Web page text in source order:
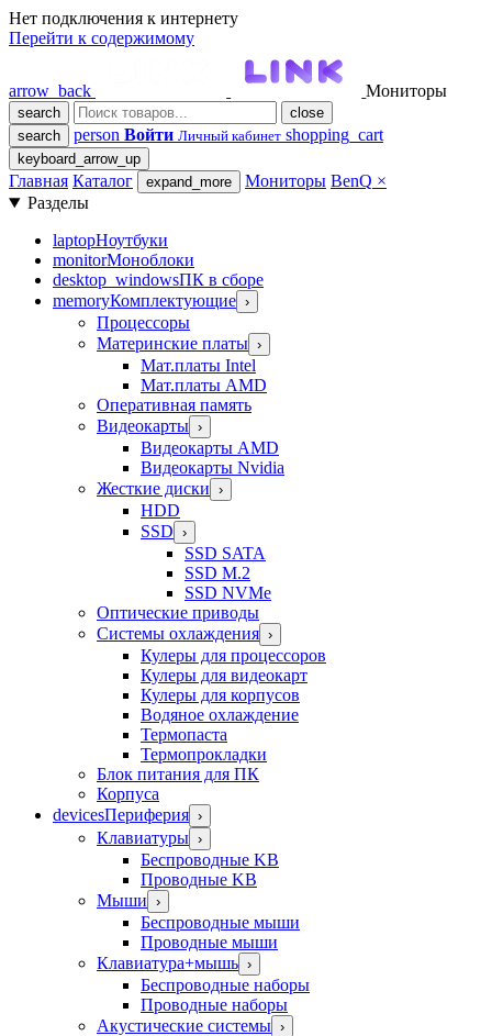
Нет подключения к интернету
Перейти к содержимому
arrow_back Мониторы
search
close
search
person Войти Личный кабинет shopping_cart
keyboard_arrow_up
Главная Каталог expand_more Мониторы BenQ ×
Разделы
laptopНоутбуки
monitorМоноблоки
desktop_windowsПК в сборе
memoryКомплектующие ›
Процессоры
Материнские платы ›
Мат.платы Intel
Мат.платы AMD
Оперативная память
Видеокарты ›
Видеокарты AMD
Видеокарты Nvidia
Жесткие диски ›
HDD
SSD ›
SSD SATA
SSD M.2
SSD NVMe
Оптические приводы
Системы охлаждения ›
Кулеры для процессоров
Кулеры для видеокарт
Кулеры для корпусов
Водяное охлаждение
Термопаста
Термопрокладки
Блок питания для ПК
Корпуса
devicesПериферия ›
Клавиатуры ›
Беспроводные KB
Проводные KB
Мыши ›
Беспроводные мыши
Проводные мыши
Клавиатура+мышь ›
Беспроводные наборы
Проводные наборы
Акустические системы ›